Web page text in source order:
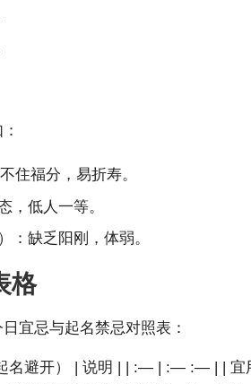
不住福分，易折寿。
，低人一等。
：缺乏阳刚，体弱。
格
宜忌与起名禁忌对照表：
名避开） | 说明 | | :— | :— :— | | 宜用